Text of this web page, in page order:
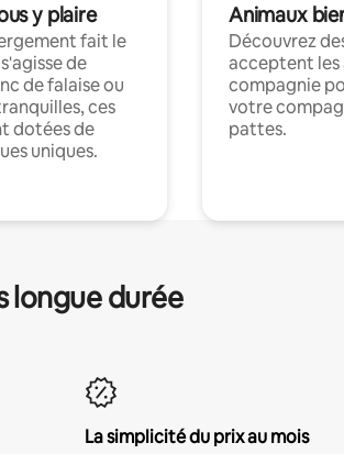
y plaire
fait le
de
de falaise ou
ces
dotées de
uniques.
Animaux
Découvrez
acceptent les
compagnie
votre
pattes.
longue durée
La simplicité du prix au mois